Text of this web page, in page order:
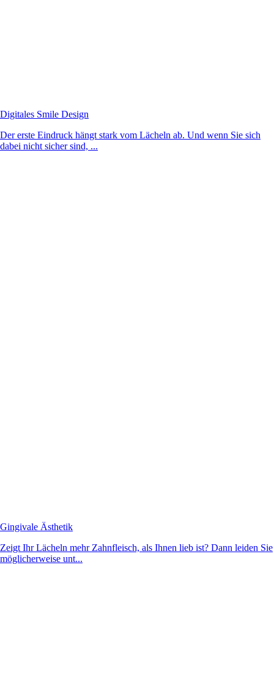
Digitales Smile Design
Der erste Eindruck hängt stark vom Lächeln ab. Und wenn Sie sich
dabei nicht sicher sind, ...
Gingivale Ästhetik
Zeigt Ihr Lächeln mehr Zahnfleisch, als Ihnen lieb ist? Dann leiden Sie
möglicherweise unt...